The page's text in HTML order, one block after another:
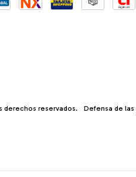
derechos reservados. Defensa de las